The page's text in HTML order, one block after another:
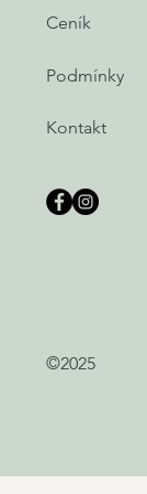
Ceník
Podmínky
Kontakt
©2025